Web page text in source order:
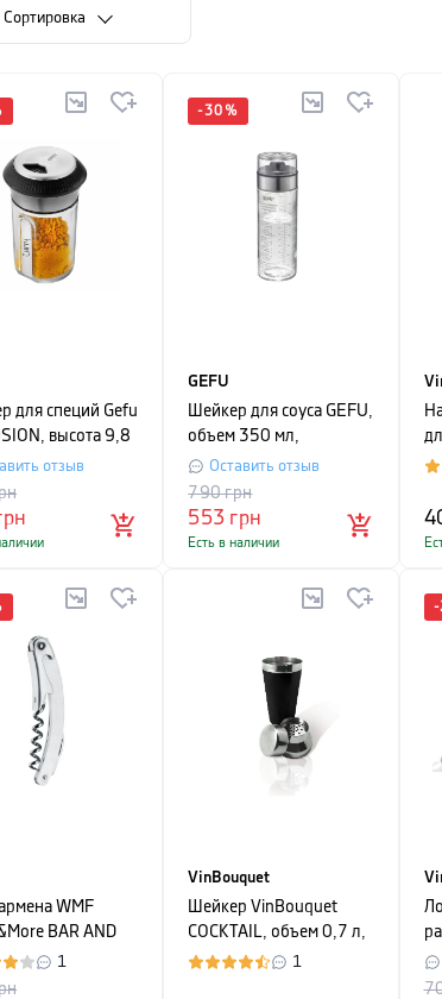
Cортировка
для специй Gefu
высота 9,8
отзыв
-30 %
GEFU
Шейкер для соуса GEFU,
объем 350 мл,
прозрачный
Оставить отзыв
553 грн
790грн
Есть в наличии
WMF
BAR AND
10 см,
1
VinBouquet
Шейкер VinBouquet
COCKTAIL, объем 0,7 л,
черный
1
-